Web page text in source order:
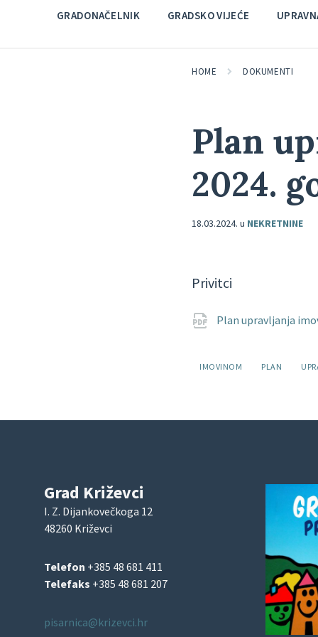
GRADONAČELNIK GRADSKO VIJEĆE
HOME DOKUMENTI
Plan
2024.
18.03.2024.u NEKRETNINE
Privitci
Plan upravljanja
Oznake:
IMOVINOM PLAN
Grad Križevci
I. Z. Dijankovečkoga 12
48260 Križevci
Telefon +385 48 681 411
Telefaks +385 48 681 207
pisarnica@krizevci.hr